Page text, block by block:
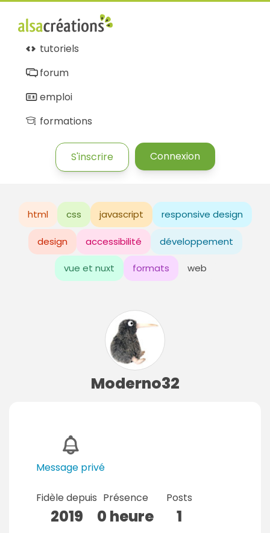
tutoriels
forum
emploi
formations
S'inscrire Connexion
html css javascript responsive design
design accessibilité développement
vue et nuxt formats web
Moderno32
Message privé
Fidèle depuis
2019
Présence
0 heure
Posts
1